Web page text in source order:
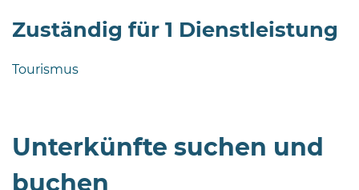
und
sowie
außerhalb
der
Zuständig für 1 Dienstleistung
Tourismus
Unterkünfte suchen und
buchen